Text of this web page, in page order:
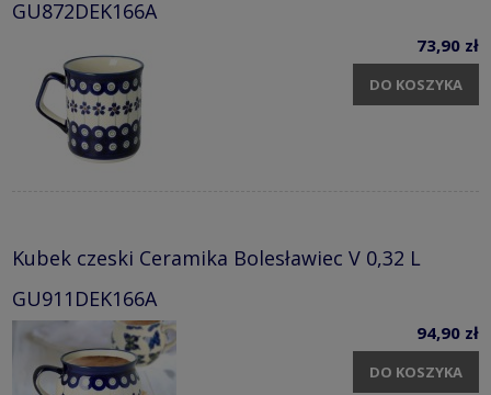
GU872DEK166A
73,90 zł
DO KOSZYKA
Kubek czeski Ceramika Bolesławiec V 0,32 L
GU911DEK166A
94,90 zł
DO KOSZYKA